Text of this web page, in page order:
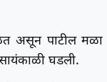
असून पाटील
घडली.